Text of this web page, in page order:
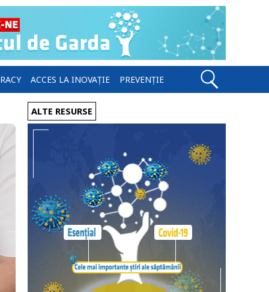
ACCES LA INOVAȚIE PREVENȚIE
ALTE RESURSE